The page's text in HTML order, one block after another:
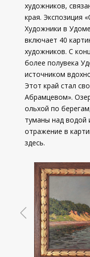
художников,
края. Экспозиция
Художники в
включает 40
художников. С
более полувека
источником
Этот край стал
Абрамцевом».
ольхой по
туманы над водой
отражение в
здесь.